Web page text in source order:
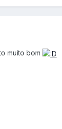
muito bom